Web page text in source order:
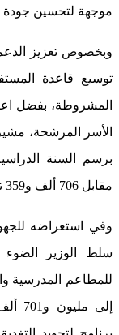
موجهة لتحسين جودة
وبخصوص تعزيز الدعم
توسيع قاعدة
المشروطة، بفضل
الأسر المرشحة،
مقابل 706 ألف و359 تلميذ برسم السنة الدراسية 2017-2018.
وفي استعراضه
سلط الوزير
للمطاعم المدرسية